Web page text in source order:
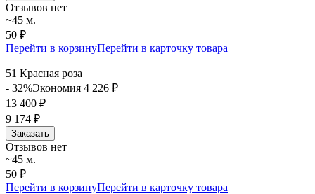
Отзывов нет
~45 м.
50 ₽
Перейти в корзинуПерейти в карточку товара
51 Красная роза
- 32%Экономия 4 226 ₽
13 400 ₽
9 174 ₽
Заказать
Отзывов нет
~45 м.
50 ₽
Перейти в корзинуПерейти в карточку товара